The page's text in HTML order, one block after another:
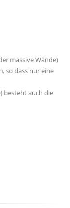
massive Wände)
so dass nur eine
besteht auch die